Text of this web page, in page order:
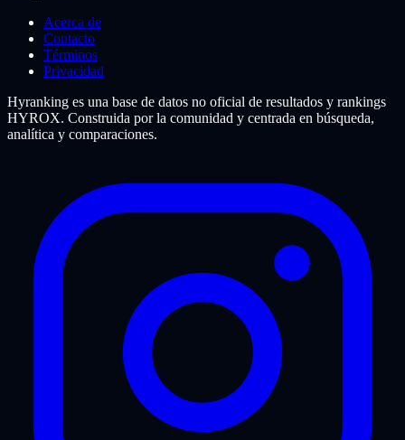
Acerca de
Contacto
Términos
Privacidad
Hyranking es una base de datos no oficial de resultados y rankings
HYROX. Construida por la comunidad y centrada en búsqueda,
analítica y comparaciones.